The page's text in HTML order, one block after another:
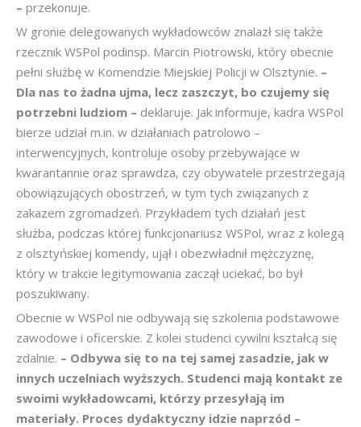
– przekonuje.
W gronie delegowanych wykładowców znalazł się także
rzecznik WSPol podinsp. Marcin Piotrowski, który obecnie
pełni służbę w Komendzie Miejskiej Policji w Olsztynie. –
Dla nas to żadna ujma, lecz zaszczyt, bo czujemy się
potrzebni ludziom – deklaruje. Jak informuje, kadra WSPol
bierze udział m.in. w działaniach patrolowo –
interwencyjnych, kontroluje osoby przebywające w
kwarantannie oraz sprawdza, czy obywatele przestrzegają
obowiązujących obostrzeń, w tym tych związanych z
zakazem zgromadzeń. Przykładem tych działań jest
służba, podczas której funkcjonariusz WSPol, wraz z kolegą
z olsztyńskiej komendy, ujął i obezwładnił mężczyznę,
który w trakcie legitymowania zaczął uciekać, bo był
poszukiwany.
Obecnie w WSPol nie odbywają się szkolenia podstawowe
zawodowe i oficerskie. Z kolei studenci cywilni kształcą się
zdalnie. – Odbywa się to na tej samej zasadzie, jak w
innych uczelniach wyższych. Studenci mają kontakt ze
swoimi wykładowcami, którzy przesyłają im
materiały. Proces dydaktyczny idzie naprzód –